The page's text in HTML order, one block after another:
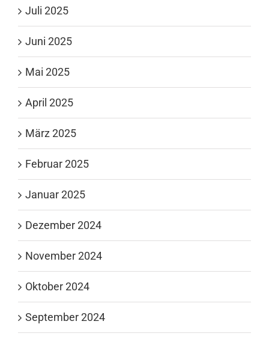
Juli 2025
Juni 2025
Mai 2025
April 2025
März 2025
Februar 2025
Januar 2025
Dezember 2024
November 2024
Oktober 2024
September 2024